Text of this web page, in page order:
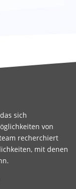
sich
von
recherchiert
mit denen